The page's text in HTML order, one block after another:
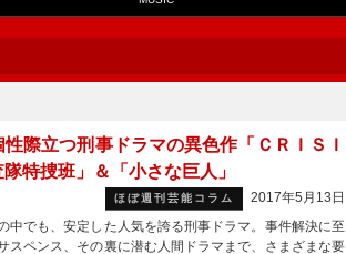
性際立つ刑事ドラマの異色作「ＣＲＩＳＩ
特捜班」＆「小さな巨人」
ほぼ週刊芸能コラム
2017年5月13日
中でも、安定した人気を誇る刑事ドラマ。事件解決に至
スペンス、その裏に潜む人間ドラマまで、さまざまな要